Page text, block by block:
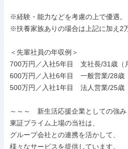
※経験・能力などを考慮の上で優遇。
※扶養家族ありの場合は上記に加え2
＜先輩社員の年収例＞
700万円／入社5年目　支社長/31歳（
600万円／入社6年目　一般営業/28歳
500万円／入社1年目　法人営業/25歳
～～～　新生活応援企業としての強み
東証プライム上場の当社は、
グループ会社との連携を活かして、
様々なサービスを提供しています。